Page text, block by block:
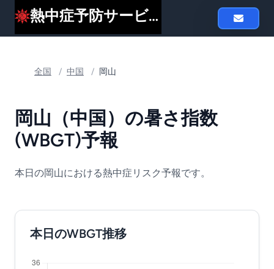
熱中症予防サービスheat119
全国 / 中国 / 岡山
岡山（中国）の暑さ指数
(WBGT)予報
本日の岡山における熱中症リスク予報です。
本日のWBGT推移